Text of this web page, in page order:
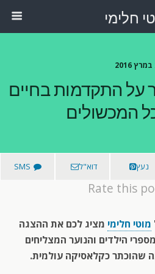
חלימי
על התקדמות בחיים
המכשולים
נעץ דוא"ל SMS
Rate this
מוטי חלימי מציג לכם את ההצגה
הילדים והנוער המצליחים
שהוכתר כקלאסיקה עולמית.